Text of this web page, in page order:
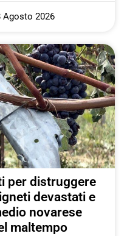
Agosto 2026
per distruggere
devastati e
novarese
maltempo